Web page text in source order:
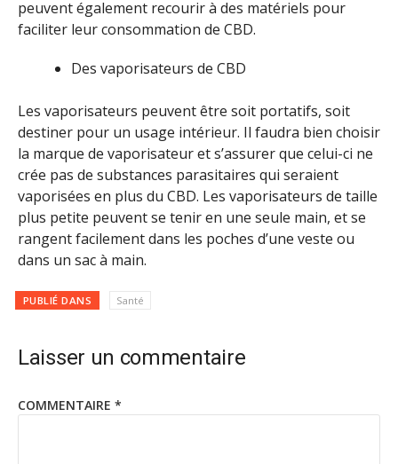
peuvent également recourir à des matériels pour
faciliter leur consommation de CBD.
Des vaporisateurs de CBD
Les vaporisateurs peuvent être soit portatifs, soit
destiner pour un usage intérieur. Il faudra bien choisir
la marque de vaporisateur et s’assurer que celui-ci ne
crée pas de substances parasitaires qui seraient
vaporisées en plus du CBD. Les vaporisateurs de taille
plus petite peuvent se tenir en une seule main, et se
rangent facilement dans les poches d’une veste ou
dans un sac à main.
PUBLIÉ DANS Santé
Laisser un commentaire
COMMENTAIRE *